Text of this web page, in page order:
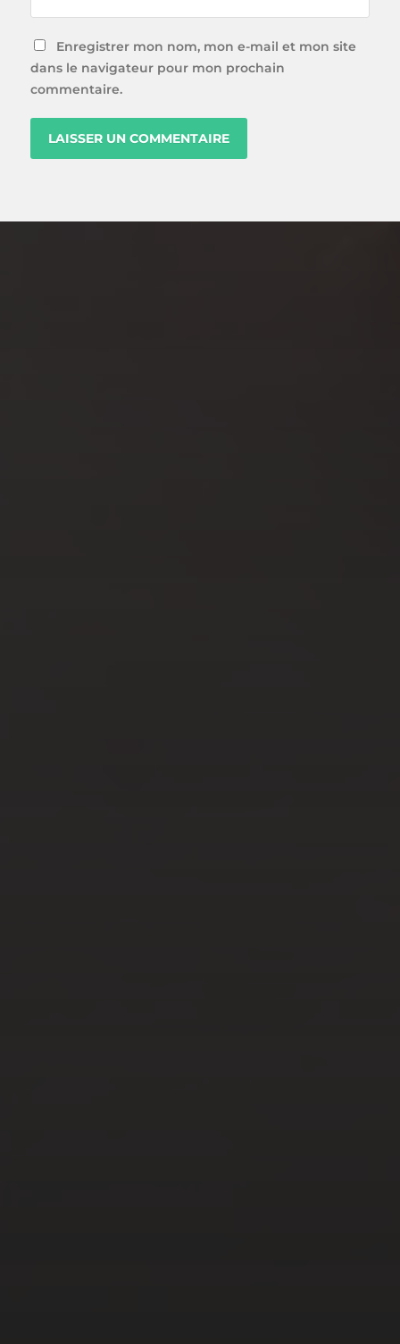
Enregistrer mon nom, mon e-mail et mon site
dans le navigateur pour mon prochain
commentaire.